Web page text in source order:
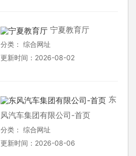
宁夏教育厅
分类： 综合网址
更新时间：2026-08-02
东
风汽车集团有限公司-首页
分类： 综合网址
更新时间：2026-08-06